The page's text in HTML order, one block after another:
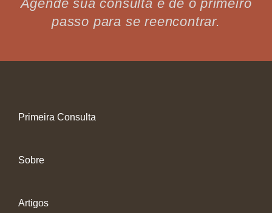
Agende sua consulta e dê o primeiro
passo para se reencontrar.
Primeira Consulta
Sobre
Artigos